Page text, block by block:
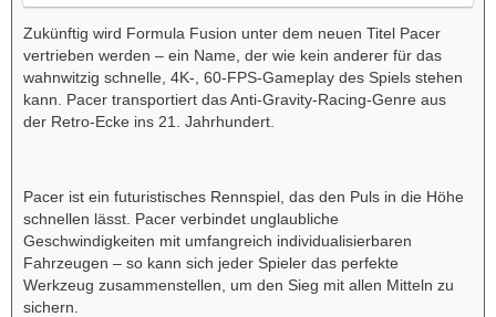
Zukünftig wird Formula Fusion unter dem neuen Titel Pacer
vertrieben werden – ein Name, der wie kein anderer für das
wahnwitzig schnelle, 4K-, 60-FPS-Gameplay des Spiels stehen
kann. Pacer transportiert das Anti-Gravity-Racing-Genre aus
der Retro-Ecke ins 21. Jahrhundert.
Pacer ist ein futuristisches Rennspiel, das den Puls in die Höhe
schnellen lässt. Pacer verbindet unglaubliche
Geschwindigkeiten mit umfangreich individualisierbaren
Fahrzeugen – so kann sich jeder Spieler das perfekte
Werkzeug zusammenstellen, um den Sieg mit allen Mitteln zu
sichern.